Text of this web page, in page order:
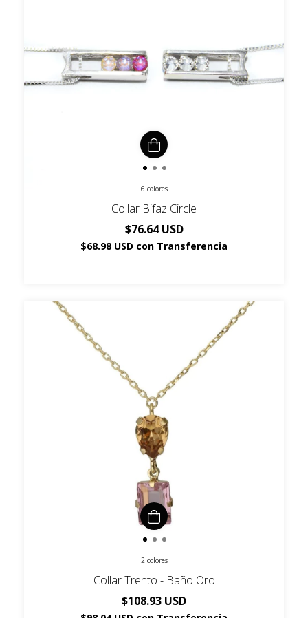
6 colores
Collar Bifaz Circle
$76.64 USD
$68.98 USD con Transferencia
2 colores
Collar Trento - Baño Oro
$108.93 USD